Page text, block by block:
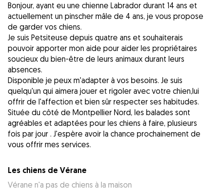
Bonjour, ayant eu une chienne Labrador durant 14 ans et
actuellement un pinscher mâle de 4 ans, je vous propose
de garder vos chiens.
Je suis Petsiteuse depuis quatre ans et souhaiterais
pouvoir apporter mon aide pour aider les propriétaires
soucieux du bien-être de leurs animaux durant leurs
absences.
Disponible je peux m'adapter à vos besoins. Je suis
quelqu'un qui aimera jouer et rigoler avec votre chien,lui
offrir de l'affection et bien sûr respecter ses habitudes.
Située du côté de Montpellier Nord, les balades sont
agréables et adaptées pour les chiens à faire, plusieurs
fois par jour . J'espère avoir la chance prochainement de
vous offrir mes services.
Les chiens de Vérane
Vérane n'a pas de chiens à la maison